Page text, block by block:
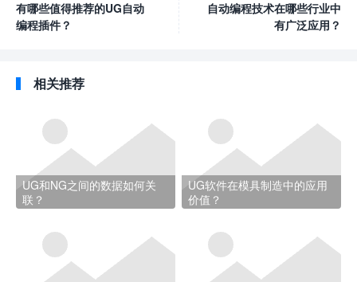
有哪些值得推荐的UG自动
编程插件？
自动编程技术在哪些行业中
有广泛应用？
相关推荐
UG和NG之间的数据如何关
联？
UG软件在模具制造中的应用
价值？